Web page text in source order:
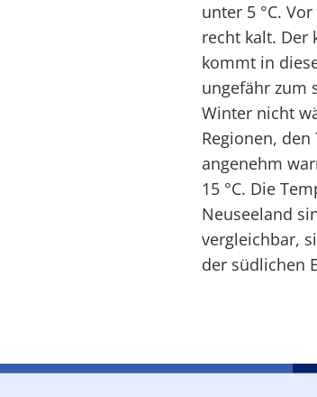
unter 5 °C.
recht kalt. Der
kommt in
ungefähr zum
Winter nicht
Regionen,
angenehm
15 °C. Die
Neuseeland
vergleichbar,
der südlichen